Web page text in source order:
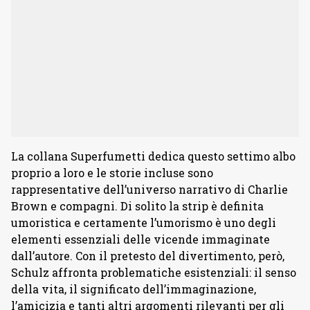
La collana Superfumetti dedica questo settimo albo
proprio a loro e le storie incluse sono
rappresentative dell’universo narrativo di Charlie
Brown e compagni. Di solito la strip è definita
umoristica e certamente l’umorismo è uno degli
elementi essenziali delle vicende immaginate
dall’autore. Con il pretesto del divertimento, però,
Schulz affronta problematiche esistenziali: il senso
della vita, il significato dell’immaginazione,
l’amicizia e tanti altri argomenti rilevanti per gli